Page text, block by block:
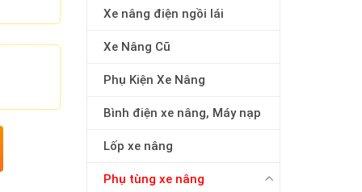
Xe nâng điện ngồi lái
Xe Nâng Cũ
Phụ Kiện Xe Nâng
Bình điện xe nâng, Máy nạp
Lốp xe nâng
Phụ tùng xe nâng